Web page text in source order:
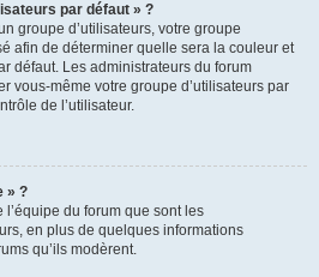
par défaut » ?
groupe d’utilisateurs, votre groupe
afin de déterminer quelle sera la couleur et
défaut. Les administrateurs du forum
vous-même votre groupe d’utilisateurs par
de l’utilisateur.
» ?
du forum que sont les
en plus de quelques informations
qu’ils modèrent.